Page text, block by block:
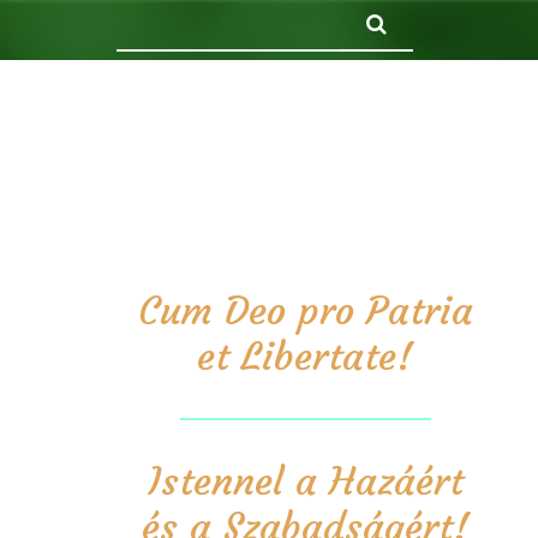
Cum Deo pro Patria
et Libertate!
Istennel a Hazáért
és a Szabadságért!